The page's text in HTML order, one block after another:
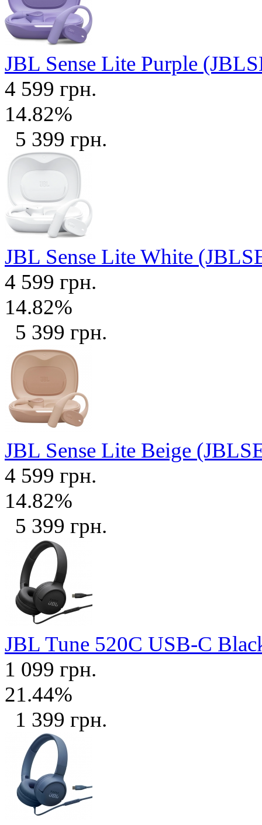
JBL Sense Lite Purple
4 599 грн.
14.82%
5 399 грн.
JBL Sense Lite White
4 599 грн.
14.82%
5 399 грн.
JBL Sense Lite Beige
4 599 грн.
14.82%
5 399 грн.
JBL Tune 520C USB-C
1 099 грн.
21.44%
1 399 грн.